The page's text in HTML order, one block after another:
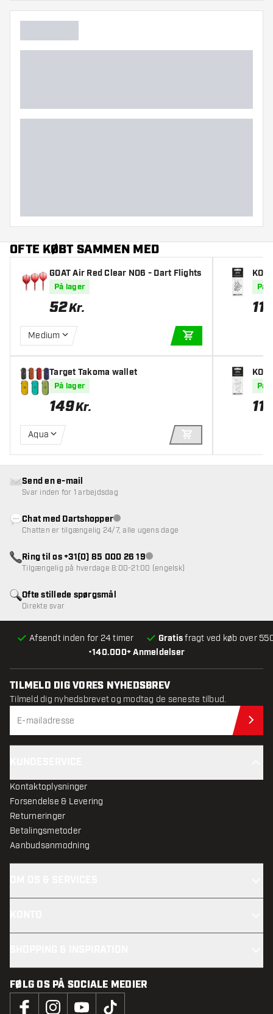
OFTE KØBT SAMMEN MED
GOAT Air Red Clear NO6 - Dart Flights
På lager
52Kr.
Medium
Target Takoma wallet
På lager
149Kr.
Aqua
TILFØJ TIL KURV
På
11
På
11
•140.000+ Anmeldelser
Afsendt inden for 24 timer Gratisfragt ved køb over
Ofte stillede spørgsmål
Direkte svar
Send en e-mail
Svar inden for 1 arbejdsdag
Chat med DartshopperKundeservice ikke tilgængelig
Chatten er tilgængelig 24/7, alle ugens dage
Ring til os +31(0) 85 000 26 19Kundeservice ikke tilgængelig
Tilgængelig på hverdage 8:00-21:00 (engelsk)
TILMELD DIG VORES NYHEDSBREV
Tilmeld dig nyhedsbrevet og modtag de seneste tilbud.
Kontaktoplysninger
Forsendelse & Levering
Returneringer
Betalingsmetoder
Aanbudsanmodning
FØLG OS PÅ SOCIALE MEDIER